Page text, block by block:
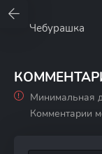
Чебурашка
Минимальная
Комментарии